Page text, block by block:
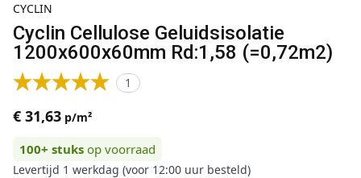
CYCLIN
Cyclin Cellulose Geluidsisolatie
1200x600x60mm Rd:1,58 (=0,72m2)
1
€ 31,63 p/m²
100+ stuks op voorraad
Levertijd 1 werkdag (voor 12:00 uur besteld)